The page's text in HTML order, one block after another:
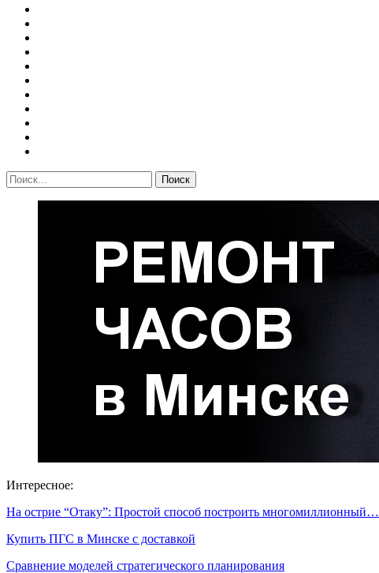
Интересное:
На острие “Отаку”: Простой способ построить многомиллионный…
Купить ПГС в Минске с доставкой
Сравнение моделей стратегического планирования